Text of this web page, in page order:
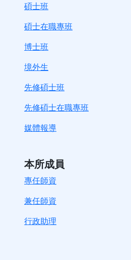
碩士班
碩士在職專班
博士班
境外生
先修碩士班
先修碩士在職專班
媒體報導
本所成員
專任師資
兼任師資
行政助理